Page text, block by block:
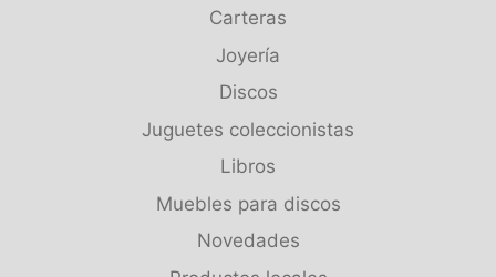
Carteras
Joyería
Discos
Juguetes coleccionistas
Libros
Muebles para discos
Novedades